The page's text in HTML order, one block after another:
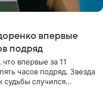
впервые
подряд
впервые за 11
часов подряд. Звезда
судьбы случился